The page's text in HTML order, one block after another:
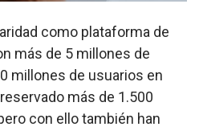
como plataforma de
más de 5 millones de
millones de usuarios en
más de 1.500
con ello también han